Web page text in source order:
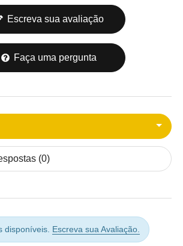
Escreva sua avaliação
Faça uma pergunta
(0)
disponíveis. Escreva sua Avaliação.